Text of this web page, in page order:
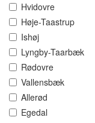
Hvidovre
Høje-Taastrup
Ishøj
Lyngby-Taarbæk
Rødovre
Vallensbæk
Allerød
Egedal